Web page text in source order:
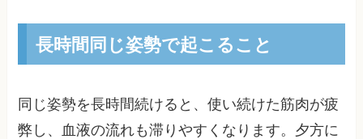
長時間同じ姿勢で起こること
同じ姿勢を長時間続けると、使い続けた筋肉が疲
弊し、血液の流れも滞りやすくなります。夕方に